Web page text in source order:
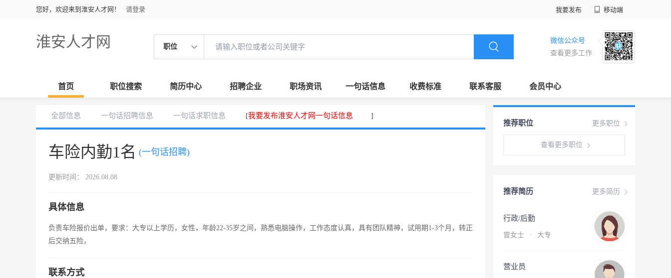
您好，欢迎来到淮安人才网！ 请登录 我要发布 移动端
淮安人才网 职位
微信公众号
查看更多工作
首页 职位搜索 简历中心 招聘企业 职场资讯 一句话信息 收费标准 联系客服 会员中心
全部信息 一句话招聘信息 一句话求职信息 [我要发布淮安人才网一句话信息 ]
车险内勤1名 (一句话招聘)
更新时间： 2026.08.08
具体信息
负责车险报价出单，要求：大专以上学历，女性，年龄22-35岁之间，熟悉电脑操作，工作态度认真，具有团队精神，试用期1-3个月，转正
后交纳五险，
联系方式
更多职位
推荐职位
查看更多职位
更多简历
推荐简历
行政/后勤
曾女士 · 大专
营业员